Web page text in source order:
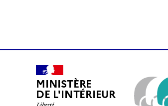
MINISTÈRE
DE L'INTÉRIEUR